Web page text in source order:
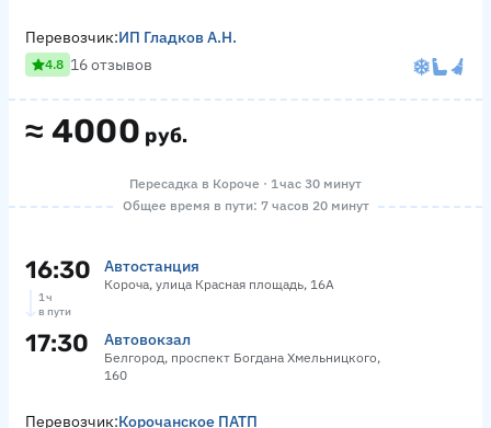
≈ 4000 руб.
Перевозчик:ИП Гладков А.Н.
4.8 16 отзывов
Пересадка в Короче · 1 час 30 минут
Общее время в пути: 7 часов 20 минут
16:30 Автостанция
Короча, улица Красная площадь, 16А
1 ч
в пути
17:30 Автовокзал
Белгород, проспект Богдана Хмельницкого,
160
Перевозчик:Корочанское ПАТП